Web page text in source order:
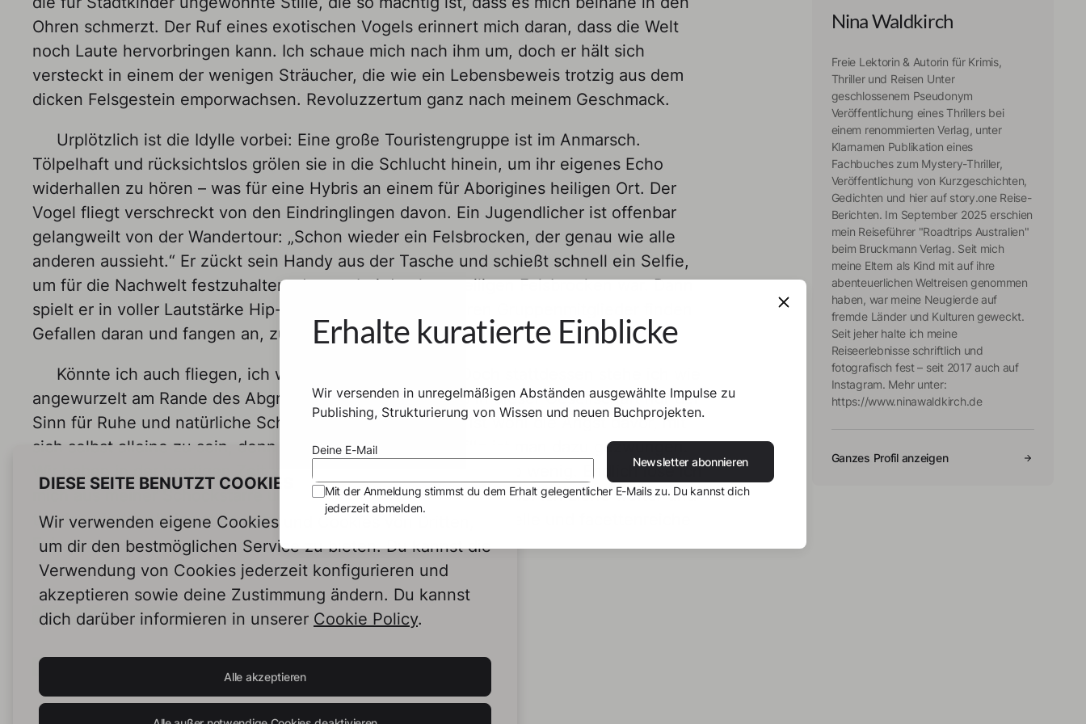
Nina Waldkirch
Freie Lektorin & Autorin für Krimis,
Thriller und Reisen Unter
geschlossenem Pseudonym
Veröffentlichung eines Thrillers bei
einem renommierten Verlag, unter
Klarnamen Publikation eines
Fachbuches zum Mystery-Thriller,
Veröffentlichung von Kurzgeschichten,
Gedichten und hier auf story.one Reise-
Berichten. Im September 2025 erschien
mein Reiseführer "Roadtrips Australien"
beim Bruckmann Verlag. Seit mich
meine Eltern als Kind mit auf ihre
abenteuerlichen Weltreisen genommen
haben, war meine Neugierde auf
fremde Länder und Kulturen geweckt.
Seit jeher halte ich meine
Reiseerlebnisse schriftlich und
fotografisch fest – seit 2017 auch auf
Instagram. Mehr unter:
https://www.ninawaldkirch.de
Ganzes Profil anzeigen
Ohren schmerzt. Der Ruf eines exotischen Vogels erinnert mich daran, dass die Welt
noch Laute hervorbringen kann. Ich schaue mich nach ihm um, doch er hält sich
versteckt in einem der wenigen Sträucher, die wie ein Lebensbeweis trotzig aus dem
dicken Felsgestein emporwachsen. Revoluzzertum ganz nach meinem Geschmack.
Urplötzlich ist die Idylle vorbei: Eine große Touristengruppe ist im Anmarsch.
Tölpelhaft und rücksichtslos grölen sie in die Schlucht hinein, um ihr eigenes Echo
widerhallen zu hören – was für eine Hybris an einem für Aborigines heiligen Ort. Der
Vogel fliegt verschreckt von den Eindringlingen davon. Ein Jugendlicher ist offenbar
gelangweilt von der Wandertour: „Schon wieder ein Felsbrocken, der genau wie alle
anderen aussieht.“ Er zückt sein Handy aus der Tasche und schießt schnell ein Selfie,
um für die Nachwelt festzuhalten, dass er bei den langweiligen Felsbrocken war. Dann
spielt er in voller Lautstärke Hip-Hop-Musik ab. Die anderen Gruppenmitglieder finden
Gefallen daran und fangen an, zu tanzen.
Könnte ich auch fliegen, ich wäre schon längst weg. Doch stattdessen stehe ich wie
angewurzelt am Rande des Abgrunds und frage mich, wo in dieser Gesellschaft nur der
Sinn für Ruhe und natürliche Schönheit geblieben ist. Es ist wohl die Angst davor, mit
sich selbst alleine zu sein, denn in einem Moment der Stille ist man dazu gezwungen.
Wir haben in der heutigen Zeit viel zu sagen und sagen doch so wenig. Endlich löse ich
mich aus meiner Schockstarre und wende mich von dem Lärm ab. Ich ziehe weiter und
tauche wieder ein ins stille, rote, – wie ich finde – sehr individuelle und facettenreiche
Felsenmeer.
Hashtags:
#stille#australien#naturerlebnis#ruhestörung
DIESE SEITE BENUTZT COOKIES
Wir verwenden eigene Cookies und Cookies von Dritten,
um dir den bestmöglichen Service zu bieten. Du kannst die
Verwendung von Cookies jederzeit konfigurieren und
akzeptieren sowie deine Zustimmung ändern. Du kannst
dich darüber informieren in unserer Cookie Policy.
Alle akzeptieren
Erhalte kuratierte Einblicke
Wir versenden in unregelmäßigen Abständen ausgewählte Impulse zu
Publishing, Strukturierung von Wissen und neuen Buchprojekten.
Deine E-Mail
Newsletter abonnieren
Mit der Anmeldung stimmst du dem Erhalt gelegentlicher E-Mails zu. Du kannst dich
jederzeit abmelden.